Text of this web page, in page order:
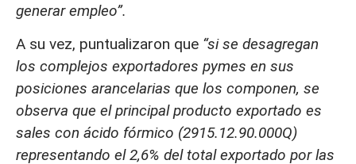
generar empleo”.
A su vez, puntualizaron que “si se desagregan
los complejos exportadores pymes en sus
posiciones arancelarias que los componen, se
observa que el principal producto exportado es
sales con ácido fórmico (2915.12.90.000Q)
representando el 2,6% del total exportado por las